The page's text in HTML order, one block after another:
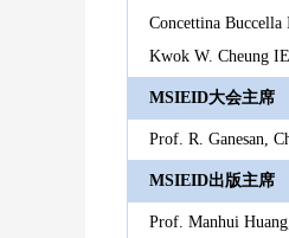
Concettina
Kwok W. Cheung
MSIEID大会主席
Prof. R. Ganesan,
MSIEID出版主席
Prof. Manhui